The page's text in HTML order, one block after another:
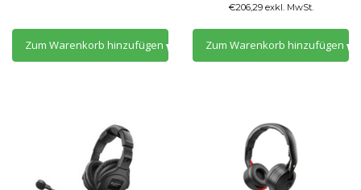
Zum Warenkorb hinzufügen
€206,29 exkl. MwSt.
Zum Warenkorb hinzufügen